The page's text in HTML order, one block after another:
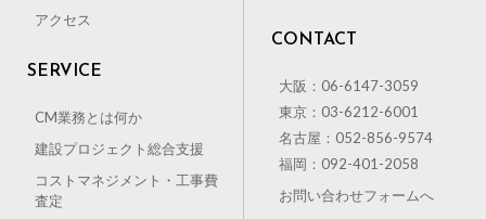
アクセス
SERVICE
CM業務とは何か
建設プロジェクト総合支援
コストマネジメント・工事費
査定
CONTACT
大阪：06-6147-3059
東京：03-6212-6001
名古屋：052-856-9574
福岡：092-401-2058
お問い合わせフォームへ